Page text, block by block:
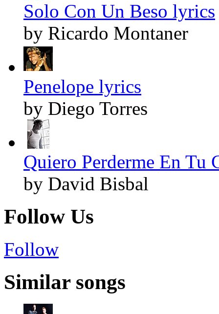
Solo Con Un Beso lyrics
by Ricardo Montaner
Penelope lyrics
by Diego Torres
Quiero Perderme En Tu
by David Bisbal
Follow Us
Follow
Similar songs